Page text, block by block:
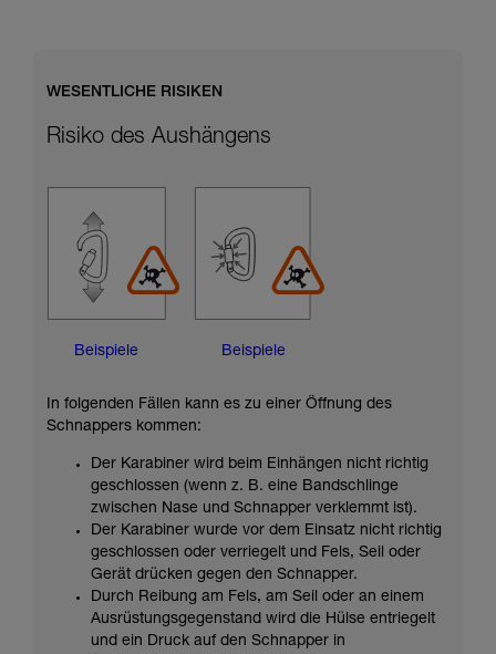
WESENTLICHE RISIKEN
Risiko des Aushängens
Beispiele Beispiele
In folgenden Fällen kann es zu einer Öffnung des
Schnappers kommen:
Der Karabiner wird beim Einhängen nicht richtig
geschlossen (wenn z. B. eine Bandschlinge
zwischen Nase und Schnapper verklemmt ist).
Der Karabiner wurde vor dem Einsatz nicht richtig
geschlossen oder verriegelt und Fels, Seil oder
Gerät drücken gegen den Schnapper.
Durch Reibung am Fels, am Seil oder an einem
Ausrüstungsgegenstand wird die Hülse entriegelt
und ein Druck auf den Schnapper in